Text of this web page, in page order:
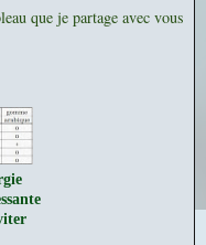
que je partage avec vous